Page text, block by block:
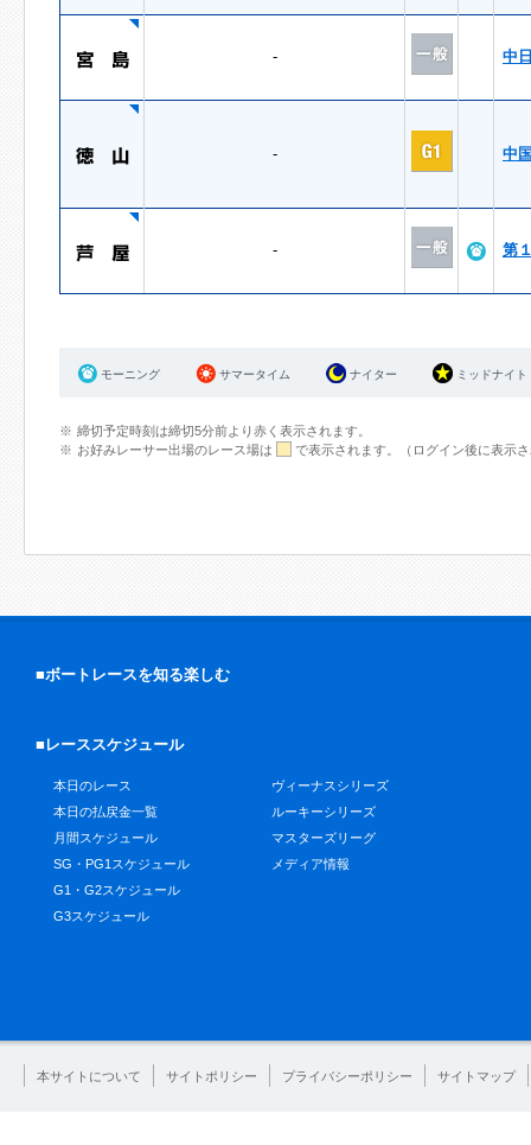
- 中
- 中
- 第
モーニング サマータイム ナイター ミッドナイト
締切予定時刻は締切5分前より赤く表示されます。
お好みレーサー出場のレース場は
で表示されます。（ログイン後に表示
■ボートレースを知る楽しむ
■レーススケジュール
本日のレース
本日の払戻金一覧
月間スケジュール
SG・PG1スケジュール
G1・G2スケジュール
G3スケジュール
ヴィーナスシリーズ
ルーキーシリーズ
マスターズリーグ
メディア情報
本サイトについて サイトポリシー プライバシーポリシー サイトマップ